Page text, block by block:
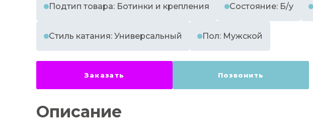
Подтип товара: Ботинки и крепления Состояние: Б/у
Стиль катания: Универсальный Пол: Мужской
Заказать Позвонить
Описание